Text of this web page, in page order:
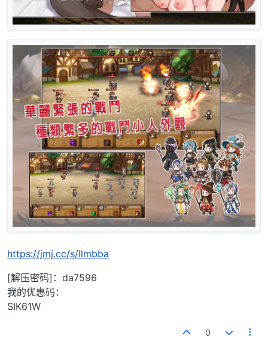
https://jmj.cc/s/llmbba
[解压密码]：da7596
我的优惠码：
SIK61W
0